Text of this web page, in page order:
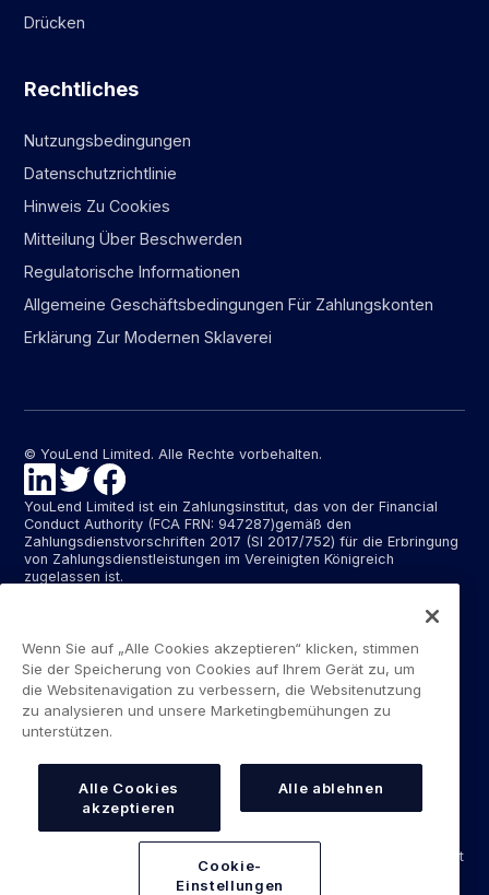
Drücken
Rechtliches
Nutzungsbedingungen
Datenschutzrichtlinie
Hinweis Zu Cookies
Mitteilung Über Beschwerden
Regulatorische Informationen
Allgemeine Geschäftsbedingungen Für Zahlungskonten
Erklärung Zur Modernen Sklaverei
© YouLend Limited. Alle Rechte vorbehalten.
YouLend Limited ist ein Zahlungsinstitut, das von der Financial
Conduct Authority (FCA FRN: 947287)gemäß den
Zahlungsdienstvorschriften 2017 (SI 2017/752) für die Erbringung
von Zahlungsdienstleistungen im Vereinigten Königreich
zugelassen ist.
YouLend ApS ist ein Zahlungsinstitut, das von der dänischen
Erbringung von Zahlungsdienstleistungen zugelassen ist und
diese Zahlungsdienstleistungen in Dänemark sowie in
Deutschland und Frankreich im Rahmen des EU-Passporting-
Systems erbringt.
Die von YouLend Limited und YouLend ApS angebotenen
Abrechnungskonten für Händler, die von YouLend kontrolliert
werden und auf die Verkaufsabwickler oder Kartenverarbeiter
Gelder zum Zweck der Rückzahlung der Händlerfinanzierung
überweisen können.
Die Händlerfinanzierung von YouLend unterliegt nicht der Aufsicht
durch die Financial Conduct Authority oder die dänische
Finanzaufsichtsbehörde. Weitere Informationen finden Sie in
Wenn Sie auf „Alle Cookies akzeptieren“ klicken, stimmen
Sie der Speicherung von Cookies auf Ihrem Gerät zu, um
die Websitenavigation zu verbessern, die Websitenutzung
zu analysieren und unsere Marketingbemühungen zu
unterstützen.
Alle Cookies
akzeptieren
Alle ablehnen
Cookie-
Einstellungen